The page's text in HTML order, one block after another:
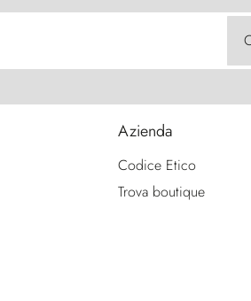
Azienda
Codice Etico
Trova boutique